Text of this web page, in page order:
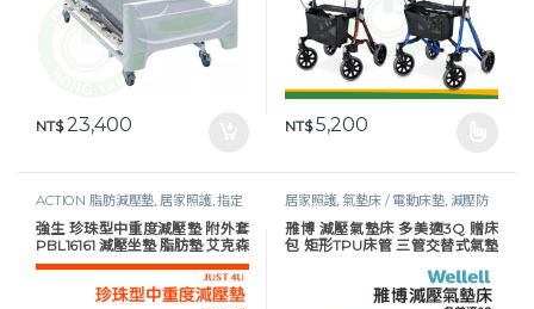
NT$23,400 NT$5,200
ACTION 脂肪減壓墊, 居家照護,指定
折扣商品,減壓防褥瘡,長照專區, 預防
褥瘡
強生 珍珠型中重度減壓墊 附外套
PBL16161 減壓坐墊 脂肪墊 艾克森
ACTION
居家照護,氣墊床 / 電動床墊, 減壓防
褥瘡, 護理床具及配件, 長照專區 預防
褥瘡
雃博 減壓氣墊床 多美適3Q 贈床
包 矩形TPU床管 三管交替式氣墊